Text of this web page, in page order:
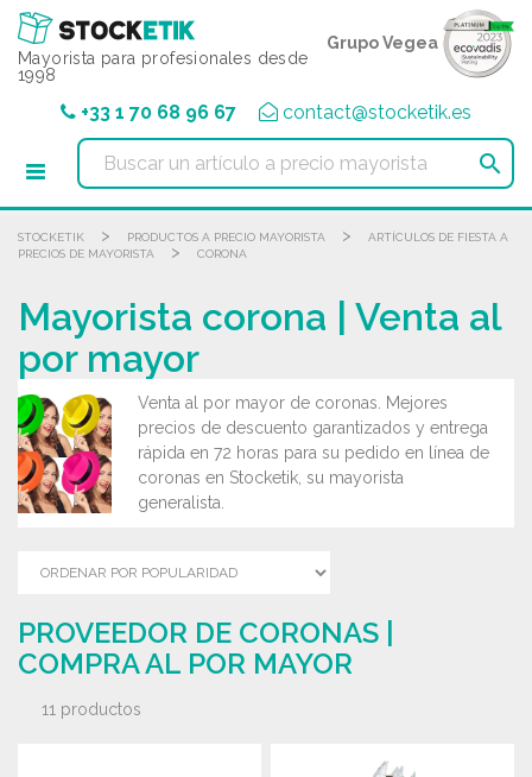
Mayorista para profesionales desde
1998
Grupo Vegea
+33 1 70 68 96 67 contact@stocketik.es

STOCKETIK > PRODUCTOS A PRECIO MAYORISTA >
ARTÍCULOS DE FIESTA A
PRECIOS DE MAYORISTA
> CORONA
Mayorista corona | Venta al
por mayor
Venta al por mayor de coronas. Mejores
precios de descuento garantizados y entrega
rápida en 72 horas para su pedido en línea de
coronas en Stocketik, su mayorista
generalista.
PROVEEDOR DE CORONAS |
COMPRA AL POR MAYOR
11 productos
Panel de gestión de cookies